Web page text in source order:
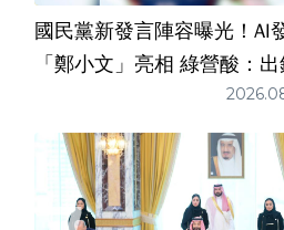
國民黨新發言陣容曝光！AI
「鄭小文」亮相 綠營酸：